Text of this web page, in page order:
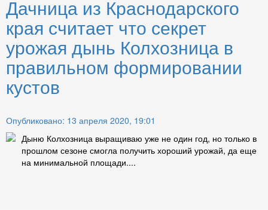
Дачница из Краснодарского
края считает что секрет
урожая дынь Колхозница в
правильном формировании
кустов
Опубликовано: 13 апреля 2020, 19:01
Дыню Колхозница выращиваю уже не один год, но только в
прошлом сезоне смогла получить хороший урожай, да еще
на минимальной площади....